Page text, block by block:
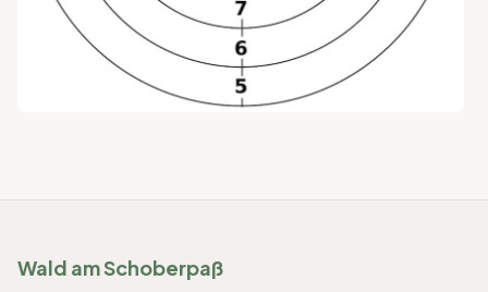
Wald am Schoberpaß